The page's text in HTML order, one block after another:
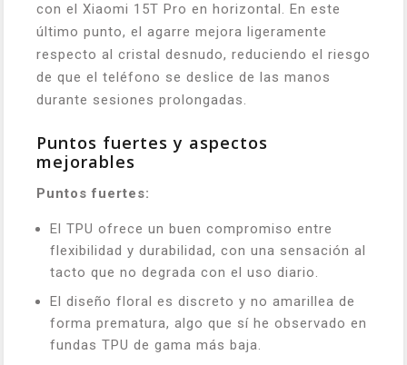
con el Xiaomi 15T Pro en horizontal. En este
último punto, el agarre mejora ligeramente
respecto al cristal desnudo, reduciendo el riesgo
de que el teléfono se deslice de las manos
durante sesiones prolongadas.
Puntos fuertes y aspectos
mejorables
Puntos fuertes:
El TPU ofrece un buen compromiso entre
flexibilidad y durabilidad, con una sensación al
tacto que no degrada con el uso diario.
El diseño floral es discreto y no amarillea de
forma prematura, algo que sí he observado en
fundas TPU de gama más baja.